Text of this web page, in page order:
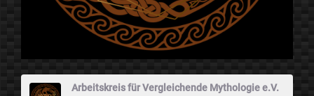
Arbeitskreis für Vergleichende Mythologie e.V.